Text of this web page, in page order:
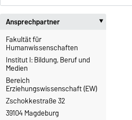
Ansprechpartner ‣
Fakultät für
Humanwissenschaften
Institut I: Bildung, Beruf und
Medien
Bereich
Erziehungswissenschaft (EW)
Zschokkestraße 32
39104 Magdeburg